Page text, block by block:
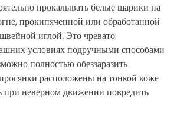
прокалывать белые шарики на
прокипяченной или обработанной
иглой. Это чревато
условиях подручными способами
полностью обеззаразить
расположены на тонкой коже
при неверном движении повредить